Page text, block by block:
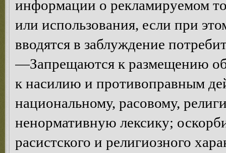
информации о рекламируемом
или использования, если при
вводятся в заблуждение
—Запрещаются к размещению
к насилию и противоправным
национальному, расовому,
ненормативную лексику;
расистского и религиозного